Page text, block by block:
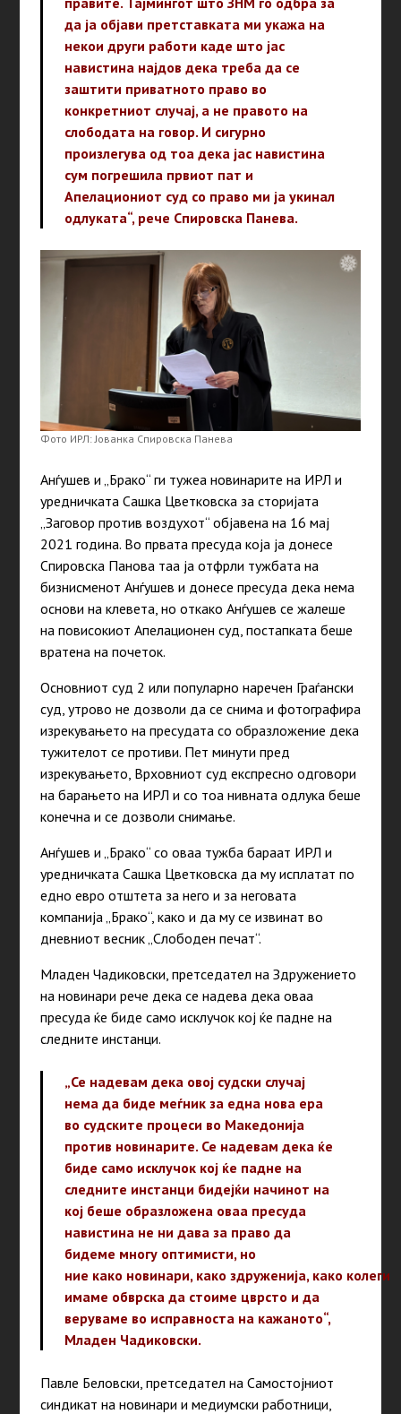
да ја објави претставката ми укажа на
некои други работи каде што јас
навистина најдов дека треба да се
заштити приватното право во
конкретниот случај, а не правото на
слободата на говор. И сигурно
произлегува од тоа дека јас навистина
сум погрешила првиот пат и
Апелациониот суд со право ми ја укинал
одлуката“, рече Спировска Панева.
Фото ИРЛ: Јованка Спировска Панева
Анѓушев и „Брако“ ги тужеа новинарите на ИРЛ и
уредничката Сашка Цветковска за сторијата
„Заговор против воздухот“ објавена на 16 мај
2021 година. Во првата пресуда која ја донесе
Спировска Панова таа ја отфрли тужбата на
бизнисменот Анѓушев и донесе пресуда дека нема
основи на клевета, но откако Анѓушев се жалеше
на повисокиот Апелационен суд, постапката беше
вратена на почеток.
Основниот суд 2 или популарно наречен Граѓански
суд, утрово не дозволи да се снима и фотографира
изрекувањето на пресудата со образложение дека
тужителот се противи. Пет минути пред
изрекувањето, Врховниот суд експресно одговори
на барањето на ИРЛ и со тоа нивната одлука беше
конечна и се дозволи снимање.
Анѓушев и „Брако“ со оваа тужба бараат ИРЛ и
уредничката Сашка Цветковска да му исплатат по
едно евро отштета за него и за неговата
компанија „Брако“, како и да му се извинат во
дневниот весник „Слободен печат“.
Младен Чадиковски, претседател на Здружението
на новинари рече дека се надева дека оваа
пресуда ќе биде само исклучок кој ќе падне на
следните инстанци.
„Се надевам дека овој судски случај
нема да биде меѓник за една нова ера
во судските процеси во Македонија
против новинарите. Се надевам дека ќе
биде само исклучок кој ќе падне на
следните инстанци бидејќи начинот на
кој беше образложена оваа пресуда
навистина не ни дава за право да
бидеме многу оптимисти, но
ние како новинари, како здруженија, како колеги
имаме обврска да стоиме цврсто и да
веруваме во исправноста на кажаното“,
Младен Чадиковски.
Павле Беловски, претседател на Самостојниот
синдикат на новинари и медиумски работници,